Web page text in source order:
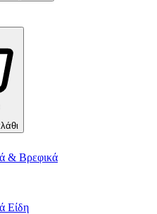
& Βρεφικά
Είδη